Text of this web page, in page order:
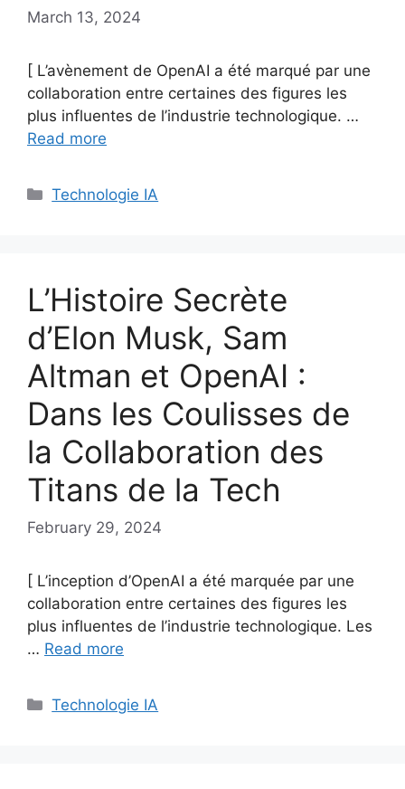
March 13, 2024
[ L’avènement de OpenAI a été marqué par une
collaboration entre certaines des figures les
plus influentes de l’industrie technologique. …
Read more
Categories
Technologie IA
L’Histoire Secrète
d’Elon Musk, Sam
Altman et OpenAI :
Dans les Coulisses de
la Collaboration des
Titans de la Tech
February 29, 2024
[ L’inception d’OpenAI a été marquée par une
collaboration entre certaines des figures les
plus influentes de l’industrie technologique. Les
… Read more
Categories
Technologie IA